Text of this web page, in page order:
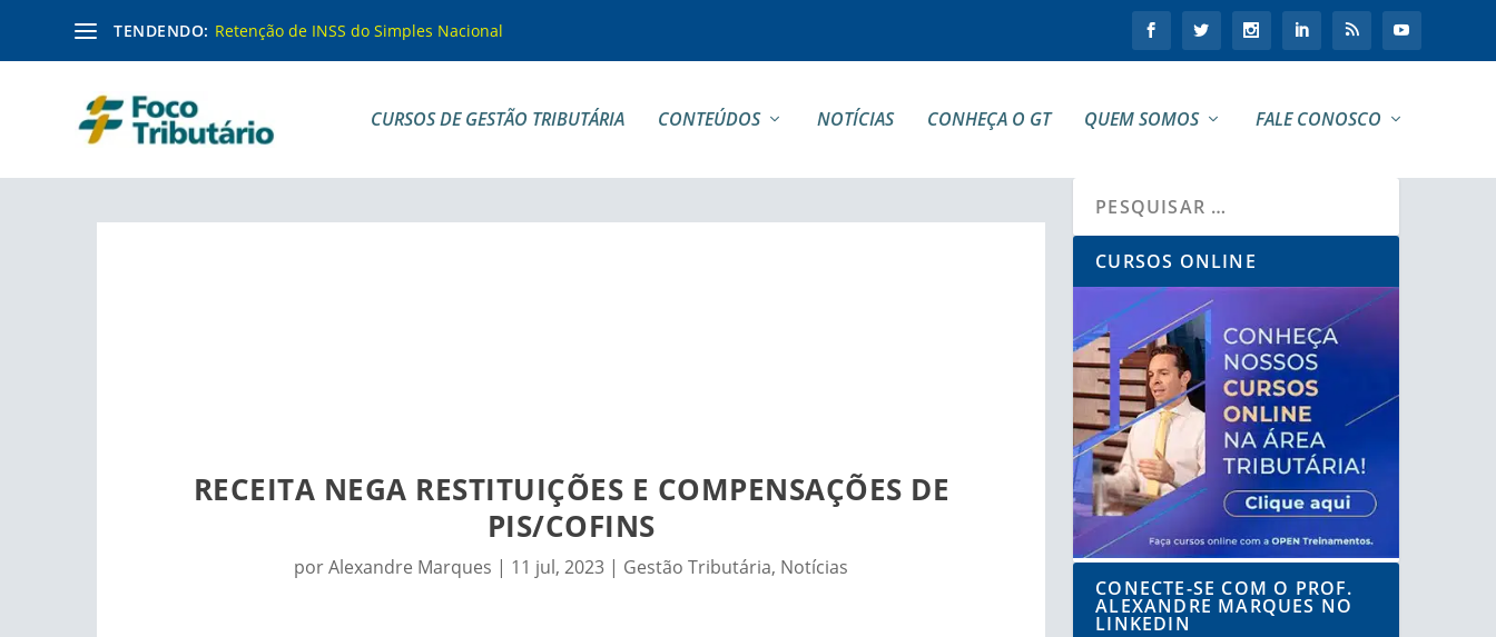
TENDENDO: Retenção de INSS do Simples Nacional
CURSOS DE GESTÃO TRIBUTÁRIA CONTEÚDOS NOTÍCIAS CONHEÇA O GT QUEM SOMOS FALE CONOSCO
RECEITA NEGA RESTITUIÇÕES E COMPENSAÇÕES DE
PIS/COFINS
porAlexandre Marques | 11 jul, 2023 | Gestão Tributária, Notícias
CURSOS ONLINE
CONECTE-SE COM O PROF.
ALEXANDRE MARQUES NO
LINKEDIN